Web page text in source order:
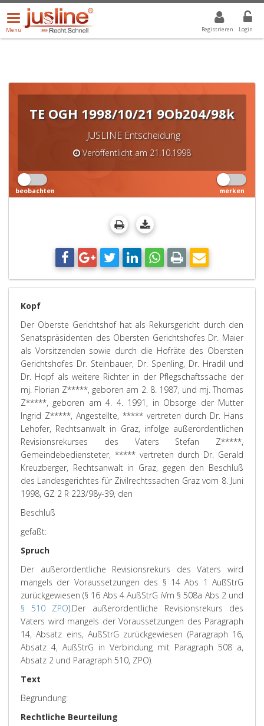
Registrieren Login
Menü
öffnen/schließen
Menü
ALLE DROPDOWN: GEWÄHLTER WERT IST ALLE
TE OGH 1998/10/21 9Ob204/98k
JUSLINE Entscheidung
Veröffentlicht am 21.10.1998
beobachten merken
Kopf
Der Oberste Gerichtshof hat als Rekursgericht durch den
Senatspräsidenten des Obersten Gerichtshofes Dr. Maier
als Vorsitzenden sowie durch die Hofräte des Obersten
Gerichtshofes Dr. Steinbauer, Dr. Spenling, Dr. Hradil und
Dr. Hopf als weitere Richter in der Pflegschaftssache der
mj. Florian Z*****, geboren am 2. 8. 1987, und mj. Thomas
Z*****, geboren am 4. 4. 1991, in Obsorge der Mutter
Ingrid Z*****, Angestellte, ***** vertreten durch Dr. Hans
Lehofer, Rechtsanwalt in Graz, infolge außerordentlichen
Revisionsrekurses des Vaters Stefan Z*****,
Gemeindebediensteter, ***** vertreten durch Dr. Gerald
Kreuzberger, Rechtsanwalt in Graz, gegen den Beschluß
des Landesgerichtes für Zivilrechtssachen Graz vom 8. Juni
1998, GZ 2 R 223/98y-39, den
Beschluß
gefaßt:
Spruch
Der außerordentliche Revisionsrekurs des Vaters wird
mangels der Voraussetzungen des § 14 Abs 1 AußStrG
zurückgewiesen (§ 16 Abs 4 AußStrG iVm § 508a Abs 2 und
§ 510 ZPO).Der außerordentliche Revisionsrekurs des
Vaters wird mangels der Voraussetzungen des Paragraph
14, Absatz eins, AußStrG zurückgewiesen (Paragraph 16,
Absatz 4, AußStrG in Verbindung mit Paragraph 508 a,
Absatz 2 und Paragraph 510, ZPO).
Text
Begründung:
Rechtliche Beurteilung